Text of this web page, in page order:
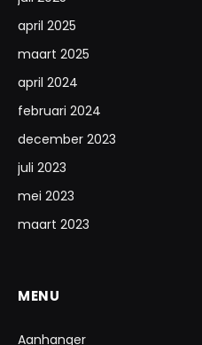
april 2025
maart 2025
april 2024
februari 2024
december 2023
juli 2023
mei 2023
maart 2023
MENU
Aanhanger